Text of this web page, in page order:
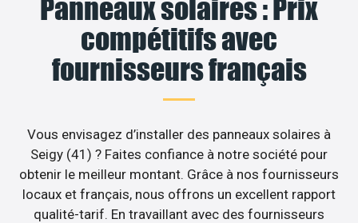
Panneaux solaires : Prix
compétitifs avec
fournisseurs français
Vous envisagez d’installer des panneaux solaires à
Seigy (41) ? Faites confiance à notre société pour
obtenir le meilleur montant. Grâce à nos fournisseurs
locaux et français, nous offrons un excellent rapport
qualité-tarif. En travaillant avec des fournisseurs